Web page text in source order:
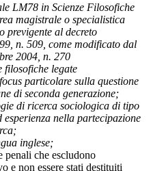
LM78 in Scienze Filosofiche
magistrale o specialistica
previgente al decreto
n. 509, come modificato dal
2004, n. 270
filosofiche legate
particolare sulla questione
di seconda generazione;
di ricerca sociologica di tipo
nella partecipazione
inglese;
penali che escludono
e non essere stati destituiti